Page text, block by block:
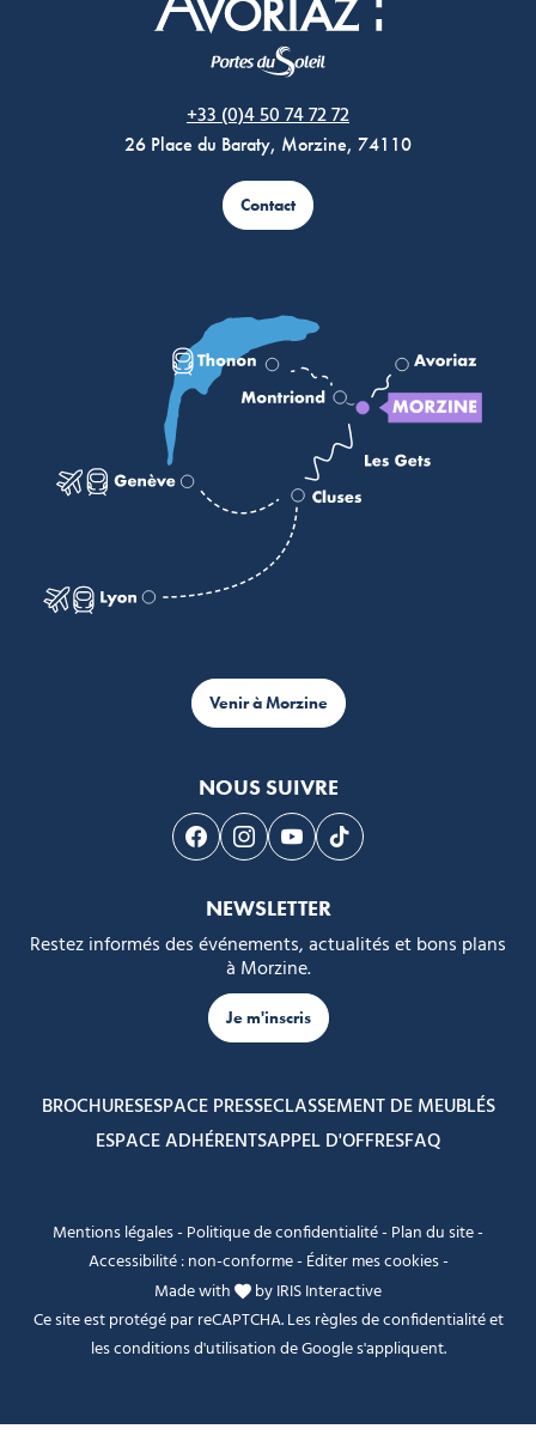
+33 (0)4 50 74 72 72
26 Place du Baraty, Morzine, 74110
Contact
Venir à Morzine
NOUS SUIVRE
Suivez-nous sur Facebook
Suivez-nous sur Instagram
Suivez-nous sur Youtube
Suivez-nous sur
NEWSLETTER
Restez informés des événements, actualités et bons plans
à Morzine.
Je m'inscris
BROCHURESESPACE PRESSECLASSEMENT DE MEUBLÉS
ESPACE ADHÉRENTSAPPEL D'OFFRESFAQ
Mentions légales- Politique de confidentialité- Plan du site-
Accessibilité : non-conforme- Éditer mes cookies-
Made with
byIRIS Interactive
Ce site est protégé par reCAPTCHA. Lesrègles de confidentialitéet
lesconditions d'utilisationde Google s'appliquent.